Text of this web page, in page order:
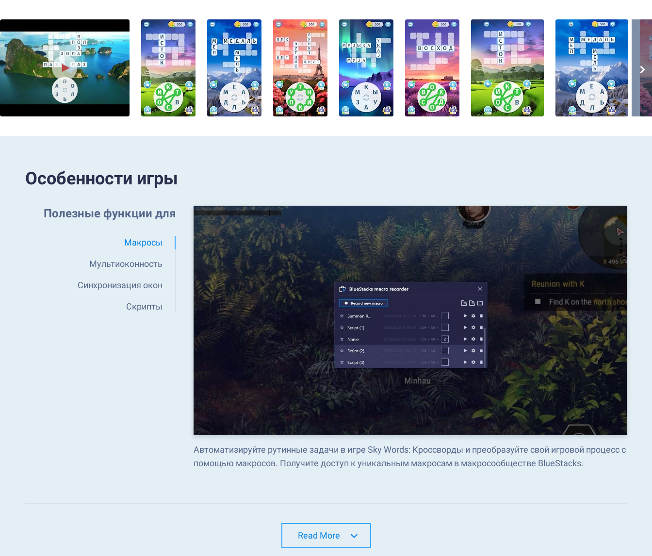
Особенности игры
Полезные функции для
Макросы
Мультиоконность
Синхронизация окон
Скрипты
Автоматизируйте рутинные задачи в игре Sky Words: Кроссворды и преобразуйте свой игровой процесс с
помощью макросов. Получите доступ к уникальным макросам в макросообществе BlueStacks.
Read More